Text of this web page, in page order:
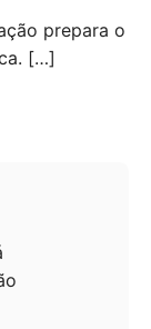
prepara o
[…]